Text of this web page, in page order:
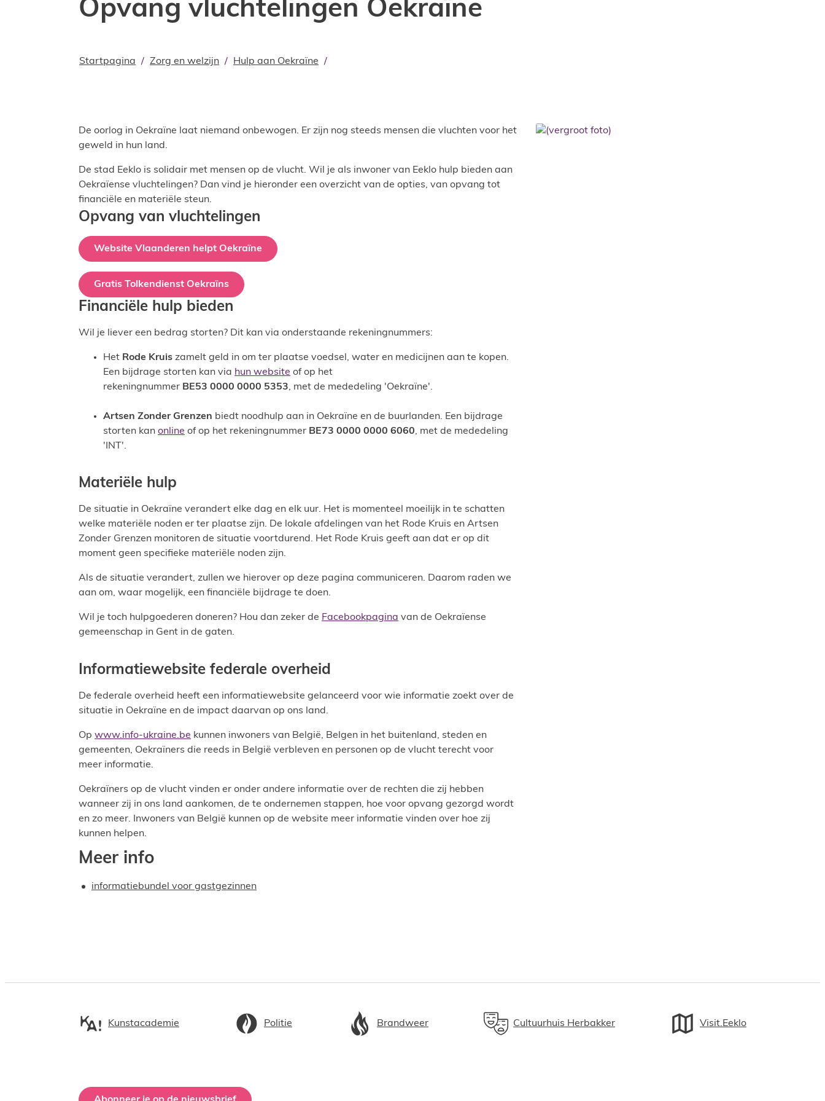
Opvang vluchtelingen Oekraïne
Startpagina Zorg en welzijn Hulp aan Oekraïne
De oorlog in Oekraïne laat niemand onbewogen. Er zijn nog steeds mensen die vluchten voor het
geweld in hun land.
De stad Eeklo is solidair met mensen op de vlucht. Wil je als inwoner van Eeklo hulp bieden aan
Oekraïense vluchtelingen? Dan vind je hieronder een overzicht van de opties, van opvang tot
financiële en materiële steun.
Opvang van vluchtelingen
Website Vlaanderen helpt Oekraïne
Gratis Tolkendienst Oekraïns
Financiële hulp bieden
Wil je liever een bedrag storten? Dit kan via onderstaande rekeningnummers:
Het Rode Kruis zamelt geld in om ter plaatse voedsel, water en medicijnen aan te kopen.
Een bijdrage storten kan via hun website of op het
rekeningnummer BE53 0000 0000 5353, met de mededeling 'Oekraïne'.
Artsen Zonder Grenzen biedt noodhulp aan in Oekraïne en de buurlanden. Een bijdrage
storten kan online of op het rekeningnummer BE73 0000 0000 6060, met de mededeling
'INT'.
Materiële hulp
De situatie in Oekraïne verandert elke dag en elk uur. Het is momenteel moeilijk in te schatten
welke materiële noden er ter plaatse zijn. De lokale afdelingen van het Rode Kruis en Artsen
Zonder Grenzen monitoren de situatie voortdurend. Het Rode Kruis geeft aan dat er op dit
moment geen specifieke materiële noden zijn.
Als de situatie verandert, zullen we hierover op deze pagina communiceren. Daarom raden we
aan om, waar mogelijk, een financiële bijdrage te doen.
Wil je toch hulpgoederen doneren? Hou dan zeker de Facebookpagina van de Oekraïense
gemeenschap in Gent in de gaten.
Informatiewebsite federale overheid
De federale overheid heeft een informatiewebsite gelanceerd voor wie informatie zoekt over de
situatie in Oekraïne en de impact daarvan op ons land.
Op www.info-ukraine.be kunnen inwoners van België, Belgen in het buitenland, steden en
gemeenten, Oekraïners die reeds in België verbleven en personen op de vlucht terecht voor
meer informatie.
Oekraïners op de vlucht vinden er onder andere informatie over de rechten die zij hebben
wanneer zij in ons land aankomen, de te ondernemen stappen, hoe voor opvang gezorgd wordt
en zo meer. Inwoners van België kunnen op de website meer informatie vinden over hoe zij
kunnen helpen.
Meer info
informatiebundel voor gastgezinnen
Kunstacademie Politie Brandweer Cultuurhuis Herbakker Visit.Eeklo